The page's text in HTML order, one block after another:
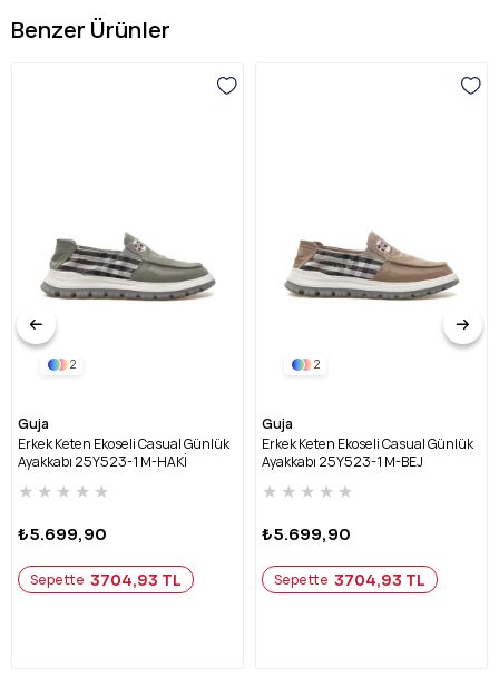
Benzer Ürünler
2
Guja
Erkek Keten Ekoseli Casual Günlük
Ayakkabı 25Y523-1 M-HAKİ
★ ★ ★ ★ ★
₺5.699,90
Sepette 3704,93 TL
2
Guja
Erkek Keten Ekoseli Casual Günlük
Ayakkabı 25Y523-1 M-BEJ
★ ★ ★ ★ ★
₺5.699,90
Sepette 3704,93 TL